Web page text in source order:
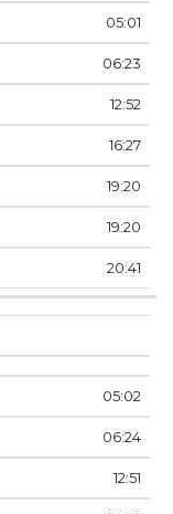
05:01
06:23
12:52
16:27
19:20
19:20
20:41
05:02
06:24
12:51